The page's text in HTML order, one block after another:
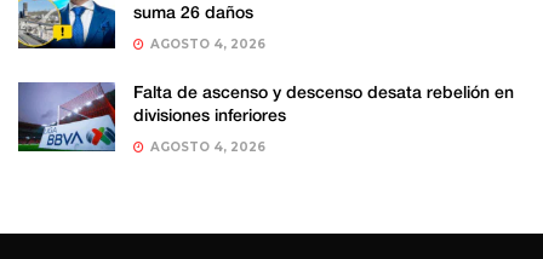
suma 26 daños
AGOSTO 4, 2026
Falta de ascenso y descenso desata rebelión en
divisiones inferiores
AGOSTO 4, 2026